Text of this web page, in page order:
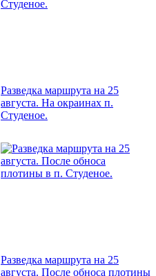
Разведка маршрута на 25
августа. На окраинах п.
Студеное.
Разведка маршрута на 25
августа. После обноса плотины